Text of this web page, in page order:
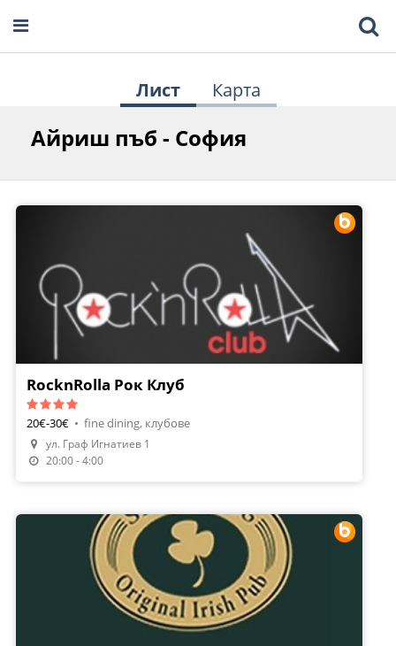
Лист Карта
Айриш пъб - София
Направи Резервация
RocknRolla Рок Клуб
20€-30€ • fine dining, клубове
ул. Граф Игнатиев 1
20:00 - 4:00